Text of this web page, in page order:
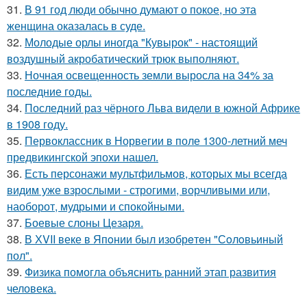
31. В 91 год люди обычно думают о покое, но эта
женщина оказалась в суде.
32. Молодые орлы иногда "Кувырок" - настоящий
воздушный акробатический трюк выполняют.
33. Ночная освещенность земли выросла на 34% за
последние годы.
34. Последний раз чёрного Льва видели в южной Африке
в 1908 году.
35. Первоклассник в Норвегии в поле 1300-летний меч
предвикингской эпохи нашел.
36. Есть персонажи мультфильмов, которых мы всегда
видим уже взрослыми - строгими, ворчливыми или,
наоборот, мудрыми и спокойными.
37. Боевые слоны Цезаря.
38. В ХVII веке в Япoнии был изобрeтeн "Сoлoвьиный
пол".
39. Физика помогла объяснить ранний этап развития
человека.